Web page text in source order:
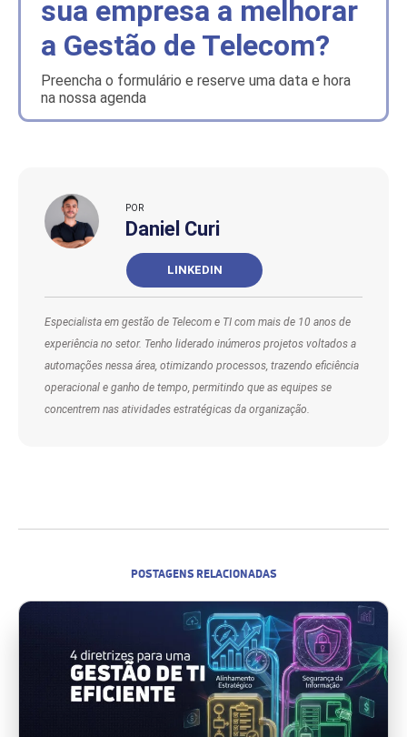
sua empresa a melhorar
a Gestão de Telecom?
Preencha o formulário e reserve uma data e hora
na nossa agenda
POR
Daniel Curi
LINKEDIN
Especialista em gestão de Telecom e TI com mais de 10 anos de
experiência no setor. Tenho liderado inúmeros projetos voltados a
automações nessa área, otimizando processos, trazendo eficiência
operacional e ganho de tempo, permitindo que as equipes se
concentrem nas atividades estratégicas da organização.
POSTAGENS RELACIONADAS